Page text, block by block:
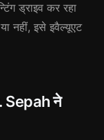
ड्राइव कर रहा
नहीं, इसे इवैल्यूएट
Sepah ने